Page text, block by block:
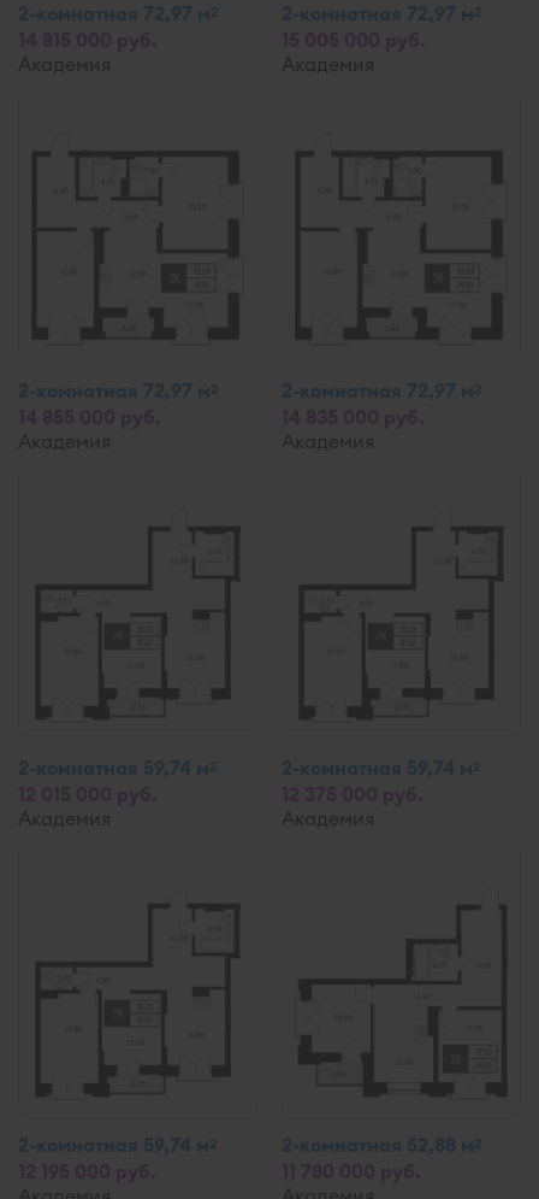
2-комнатная 72,97 м2
Академия
2-комнатная 72,97 м2
Академия
2-комнатная 72,97 м2
Академия
2-комнатная 72,97 м2
Академия
2-комнатная 59,74 м2
Академия
2-комнатная 59,74 м2
Академия
2-комнатная 59,74 м2 2-комнатная 52,88 м2